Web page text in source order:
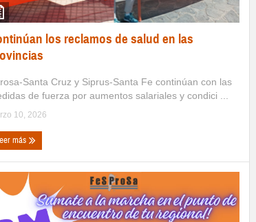
los reclamos de salud en las
Santa Cruz y Siprus-Santa Fe continúan con las
de fuerza por aumentos salariales y condici ...
10, 2026
más